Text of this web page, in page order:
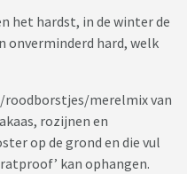
het hardst, in de winter de
onverminderd hard, welk
roodborstjes/merelmix van
rozijnen en
op de grond en die vul
kan ophangen.